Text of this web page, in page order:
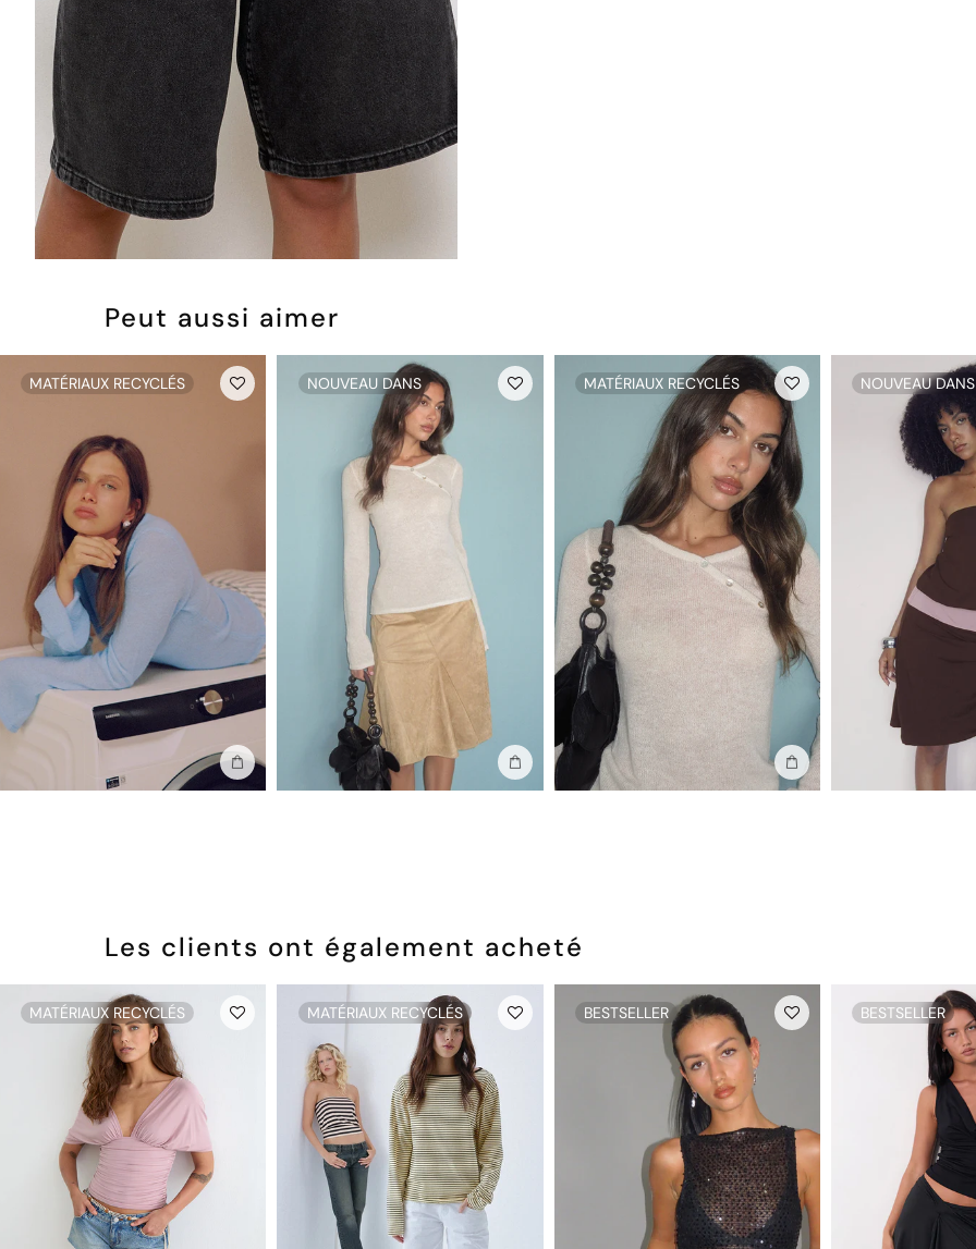
Peut aussi aimer
MATÉRIAUX RECYCLÉS
Ajouter au sac
NOUVEAU DANS
Ajouter au sac
MATÉRIAUX RECYCLÉS
Ajouter au sac
NOUVEAU DANS
Les clients ont également acheté
MATÉRIAUX RECYCLÉS MATÉRIAUX RECYCLÉS BESTSELLER BESTSELLER